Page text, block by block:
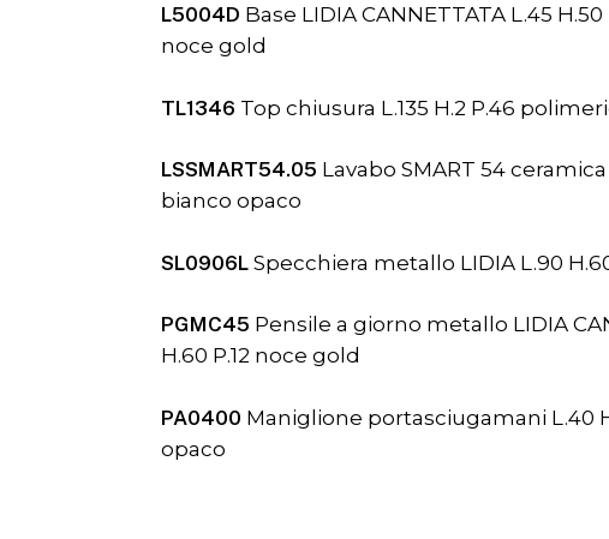
L5004D Base LIDIA CANNETTATA L.45
noce gold
TL1346 Top chiusura L.135 H.2 P.46
LSSMART54.05 Lavabo SMART 54 ceramica
bianco opaco
SL0906LSpecchiera metallo LIDIA L.90
PGMC45 Pensile a giorno metallo LIDIA
H.60 P.12 noce gold
PA0400 Maniglione portasciugamani L.40
opaco